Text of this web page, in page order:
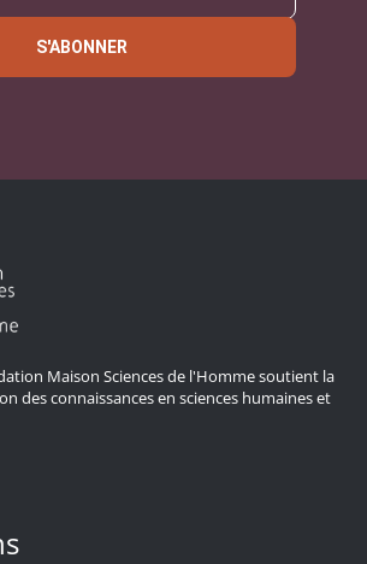
S'ABONNER
Maison Sciences de l'Homme soutient la
des connaissances en sciences humaines et